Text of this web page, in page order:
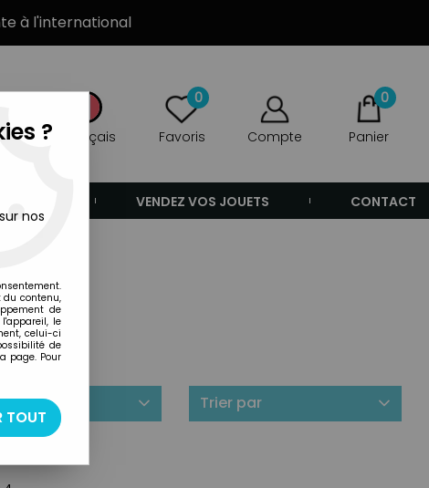
à l'international
Français
0
Favoris Compte
0
Panier
VENDEZ VOS JOUETS CONTACT
Trier par
?
nos
du contenu,
de
le
celui-ci
de
page. Pour
TOUT